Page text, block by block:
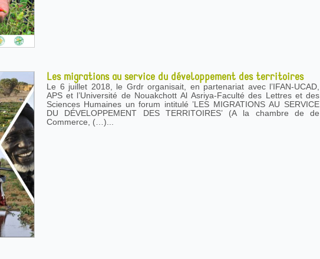
Les migrations au service du développement des territoires
Le 6 juillet 2018, le Grdr organisait, en partenariat avec l’IFAN-UCAD,
APS et l’Université de Nouakchott Al Asriya-Faculté des Lettres et des
Sciences Humaines un forum intitulé ’LES MIGRATIONS AU SERVICE
DU DÉVELOPPEMENT DES TERRITOIRES’ (A la chambre de de
Commerce, (…)...